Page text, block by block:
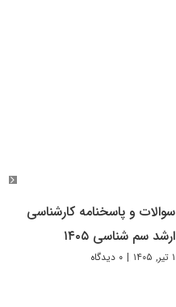
سوالات و پاسخنامه کارشناسی
ارشد سم شناسی ۱۴۰۵
۱ تیر, ۱۴۰۵ | ۰ دیدگاه